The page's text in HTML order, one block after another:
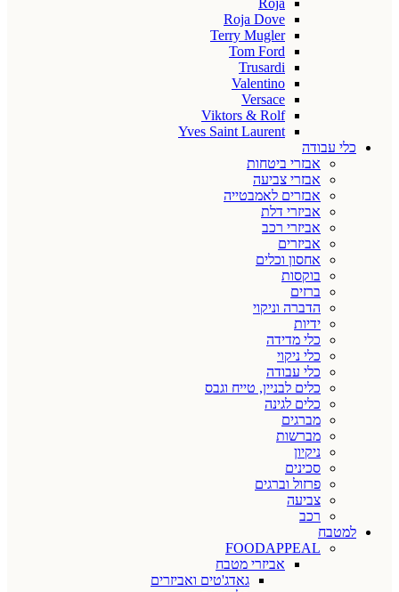
Roja
Roja Dove
Terry Mugler
Tom Ford
Trusardi
Valentino
Versace
Viktors & Rolf
Yves Saint Laurent
כלי עבודה
אבזרי ביטחות
אבזרי צביעה
אבזרים לאמבטייה
אביזרי דלת
אביזרי רכב
אביזרים
אחסון וכלים
בוקסות
ברזים
הדברה וניקוי
ידיות
כלי מדידה
כלי ניקוי
כלי עבודה
כלים לבניין, טייח וגבס
כלים לגינה
מברגים
מברשות
ניקיון
סכינים
פרזול וברגים
צביעה
רכב
למטבח
FOODAPPEAL
אביזרי מטבח
גאדג'טים ואביזרים